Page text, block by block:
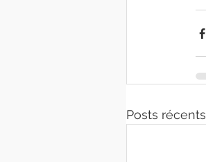
Posts récents